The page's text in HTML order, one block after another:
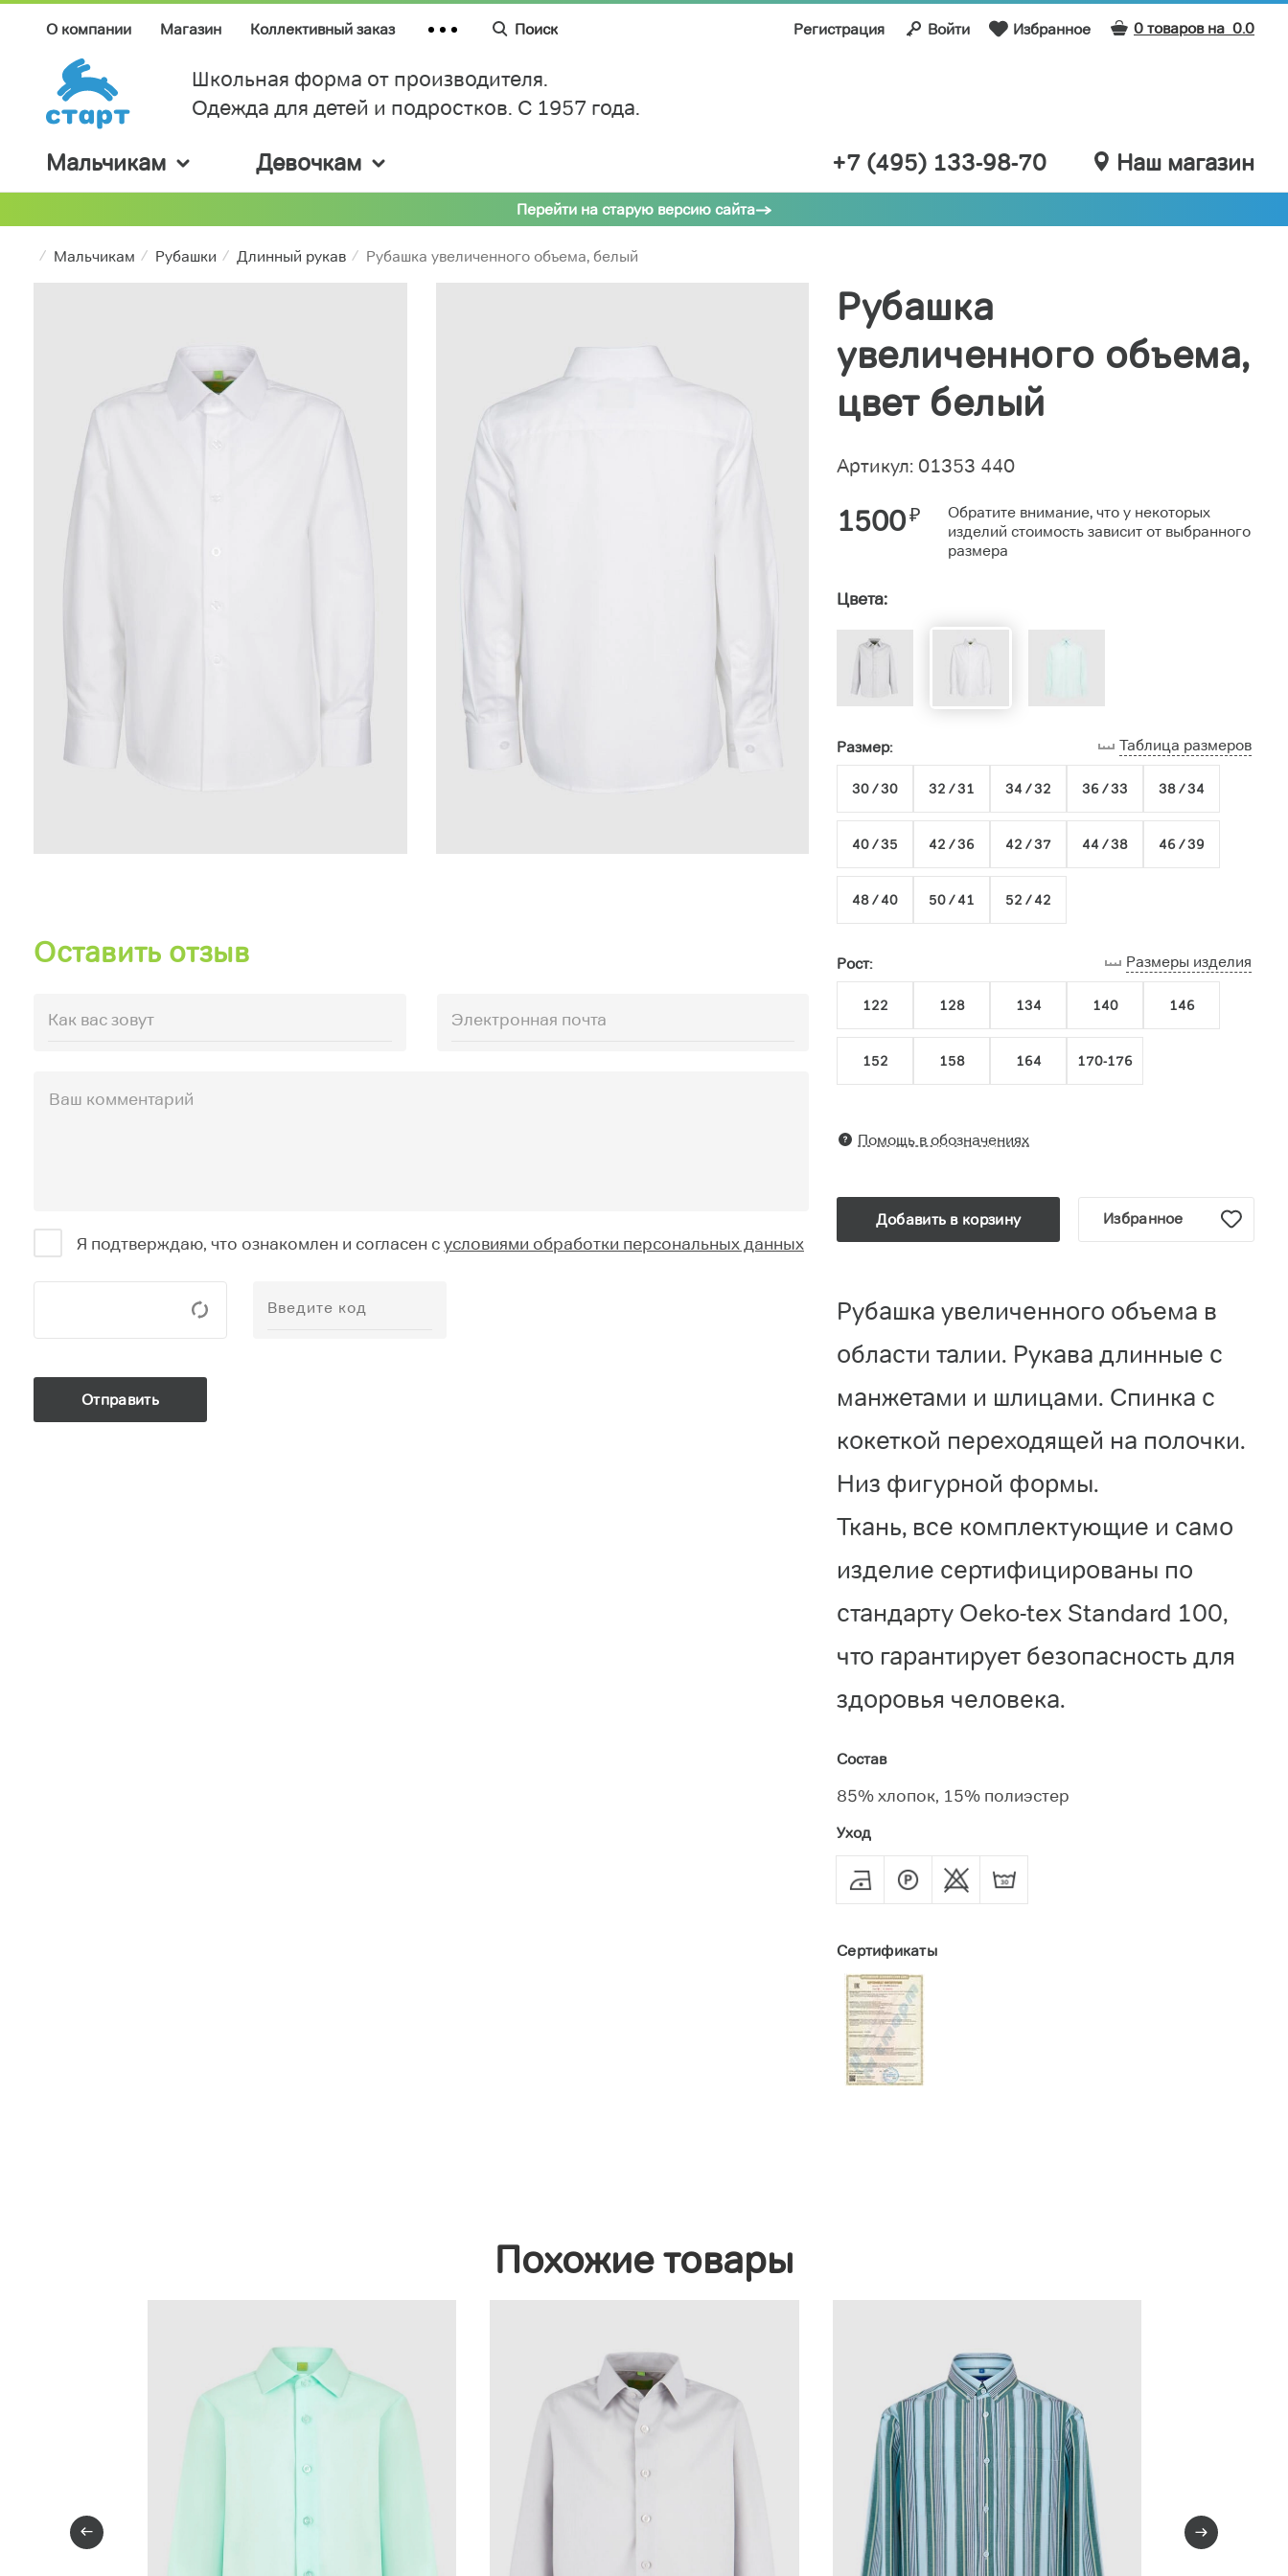
О компании Магазин Коллективный заказ Поиск Регистрация Войти Избранное 0 товаров на 0.0
Школьная форма от производителя.
Одежда для детей и подростков. C 1957 года.
Мальчикам Девочкам +7 (495) 133-98-70 Наш магазин
Перейти на старую версию сайта
Мальчикам Рубашки Длинный рукав Рубашка увеличенного объема, белый
Оставить отзыв
Я подтверждаю, что ознакомлен и согласен сусловиями обработки персональных данных
Рубашка
увеличенного объема,
цвет белый
Артикул: 01353 440
1500₽
Обратите внимание, что у некоторых
изделий стоимость зависит от выбранного
размера
Цвета:
Размер: Таблица размеров
30 / 30 32 / 31 34 / 32 36 / 33 38 / 34
40 / 35 42 / 36 42 / 37 44 / 38 46 / 39
48 / 40 50 / 41 52 / 42
Рост: Размеры изделия
122 128 134 140 146
152 158 164 170-176
Помощь в обозначениях
Добавить в корзину Избранное
Рубашка увеличенного объема в
области талии. Рукава длинные с
манжетами и шлицами. Спинка с
кокеткой переходящей на полочки.
Низ фигурной формы.
Ткань, все комплектующие и само
изделие сертифицированы по
стандарту Oeko-tex Standard 100,
что гарантирует безопасность для
здоровья человека.
Состав
85% хлопок, 15% полиэстер
Уход
Сертификаты
Похожие товары